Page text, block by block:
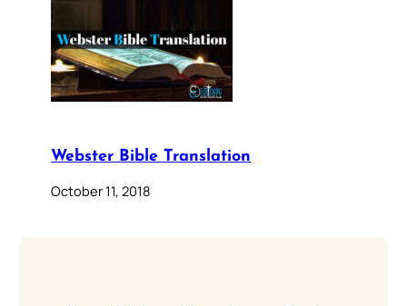
Webster Bible Translation
October 11, 2018